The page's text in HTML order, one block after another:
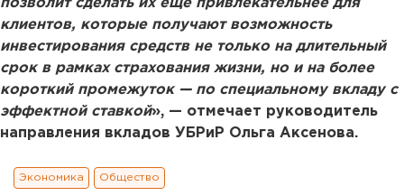
позволит сделать их еще привлекательнее для
клиентов, которые получают возможность
инвестирования средств не только на длительный
срок в рамках страхования жизни, но и на более
короткий промежуток — по специальному вкладу с
эффектной ставкой», — отмечает руководитель
направления вкладов УБРиР Ольга Аксенова.
Экономика Общество